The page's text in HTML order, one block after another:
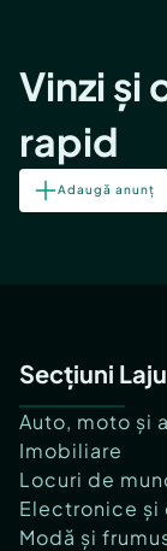
Vinzi și
rapid
Adaugă anunț
Secțiuni
Auto, moto și
Imobiliare
Locuri de
Electronice
Modă și